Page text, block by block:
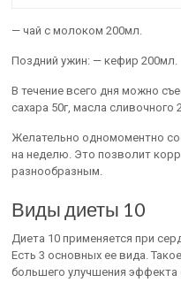
— чай с молоком 200мл.
Поздний ужин: — кефир 200мл.
В течение всего дня можно
сахара 50г, масла сливочного
Желательно одномоментно
на неделю. Это позволит
разнообразным.
Виды диеты 10
Диета 10 применяется при
Есть 3 основных ее вида.
большего улучшения эффекта